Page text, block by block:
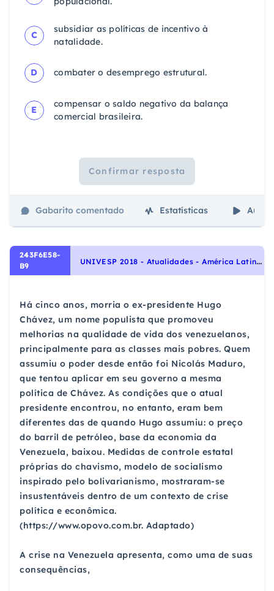
C
subsidiar as políticas de incentivo à
natalidade.
D combater o desemprego estrutural.
E
compensar o saldo negativo da balança
comercial brasileira.
Confirmar resposta
Gabarito comentado Estatísticas Aulas
243F6E58-
B9
U
NIVESP 2018 - Atualidades - América Latina na Atualidade
Há cinco anos, morria o ex-presidente Hugo
Chávez, um nome populista que promoveu
melhorias na qualidade de vida dos venezuelanos,
principalmente para as classes mais pobres. Quem
assumiu o poder desde então foi Nicolás Maduro,
que tentou aplicar em seu governo a mesma
política de Chávez. As condições que o atual
presidente encontrou, no entanto, eram bem
diferentes das de quando Hugo assumiu: o preço
do barril de petróleo, base da economia da
Venezuela, baixou. Medidas de controle estatal
próprias do chavismo, modelo de socialismo
inspirado pelo bolivarianismo, mostraram-se
insustentáveis dentro de um contexto de crise
política e econômica.
(https://www.opovo.com.br. Adaptado)
A crise na Venezuela apresenta, como uma de suas
consequências,